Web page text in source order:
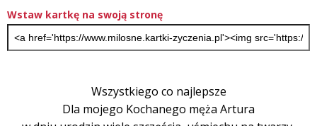
Wstaw kartkę na swoją stronę
Wszystkiego co najlepsze
Dla mojego Kochanego męża Artura